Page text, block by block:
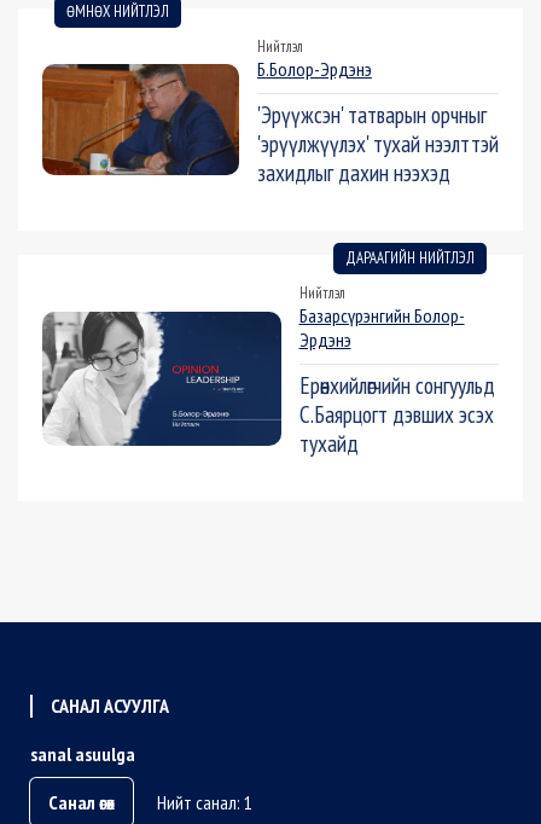
ӨМНӨХ НИЙТЛЭЛ
Нийтлэл
Б.Болор-Эрдэнэ
'Эрүүжсэн' татварын орчныг
'эрүүлжүүлэх' тухай нээлттэй
захидлыг дахин нээхэд
ДАРААГИЙН НИЙТЛЭЛ
Нийтлэл
Базарсүрэнгийн Болор-
Эрдэнэ
Ерөнхийлөгчийн сонгуульд
С.Баярцогт дэвших эсэх
тухайд
САНАЛ АСУУЛГА
sanal asuulga
Санал өгөх
Нийт санал: 1